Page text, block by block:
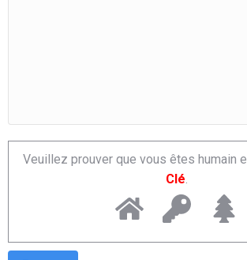
Veuillez prouver que vous êtes humain
Clé.